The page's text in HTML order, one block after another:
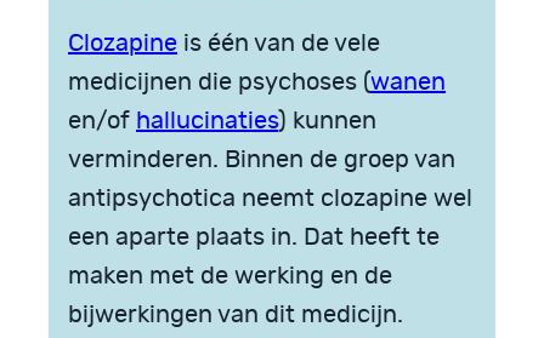
Clozapine is één van de vele
medicijnen die psychoses (wanen
en/of hallucinaties) kunnen
verminderen. Binnen de groep van
antipsychotica neemt clozapine wel
een aparte plaats in. Dat heeft te
maken met de werking en de
bijwerkingen van dit medicijn.